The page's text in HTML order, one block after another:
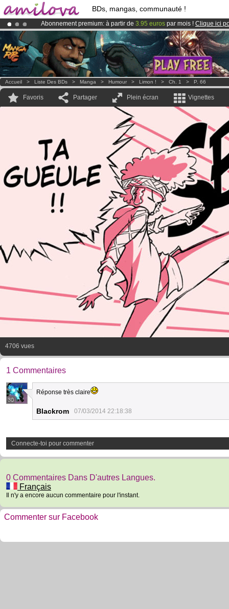
BDs, mangas, communauté !
Abonnement premium: à partir de 3.95 euros par mois ! Clique ici
LeKickstarter Amilova est désormais lancé!.
Déjà 100000membreset 1000BDs & Mangas!
Accueil > Liste Des BDs > Manga > Humour > Limon ! > Ch. 1 > P. 66
Favoris Partager Plein écran Vignettes
4706 vues
1 Commentaires
30
Réponse très claire
Blackrom 07/03/2014 22:18:38
Connecte-toi pour commenter
0 Commentaires Dans D'autres Langues.
Français
Il n'y a encore aucun commentaire pour l'instant.
Commenter sur Facebook